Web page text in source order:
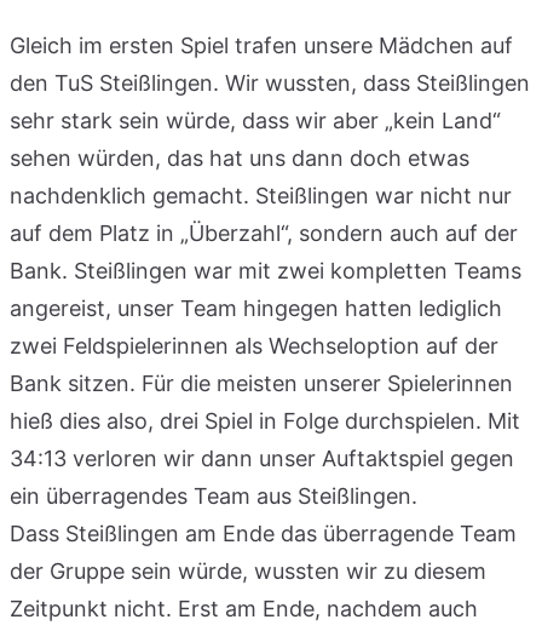
Gleich im ersten Spiel trafen unsere Mädchen auf
den TuS Steißlingen. Wir wussten, dass Steißlingen
sehr stark sein würde, dass wir aber „kein Land“
sehen würden, das hat uns dann doch etwas
nachdenklich gemacht. Steißlingen war nicht nur
auf dem Platz in „Überzahl“, sondern auch auf der
Bank. Steißlingen war mit zwei kompletten Teams
angereist, unser Team hingegen hatten lediglich
zwei Feldspielerinnen als Wechseloption auf der
Bank sitzen. Für die meisten unserer Spielerinnen
hieß dies also, drei Spiel in Folge durchspielen. Mit
34:13 verloren wir dann unser Auftaktspiel gegen
ein überragendes Team aus Steißlingen.
Dass Steißlingen am Ende das überragende Team
der Gruppe sein würde, wussten wir zu diesem
Zeitpunkt nicht. Erst am Ende, nachdem auch